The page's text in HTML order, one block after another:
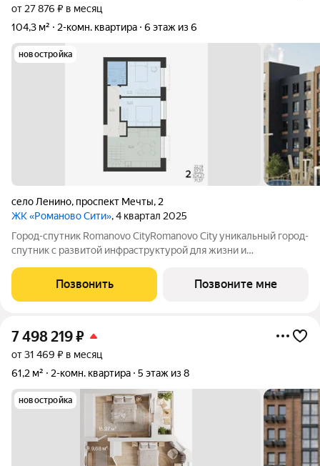
от 27 876 ₽ в месяц
104,3 м²
2-комн. квартира 6 этаж из 6
новостройка
село Ленино, проспект Мечты, 2
ЖК «Романово Сити», 4 квартал 2025
Город-спутник Romanovo CityRomanovo City уникальный город-
спутник с развитой инфраструктурой для жизни и
расположен в 8 км от Липецка, общая площадь 100 га.
Перспективная численность населения
Позвонить Позвоните мне
7 498 219₽
от 31 469 ₽ в месяц
61,2 м²
2-комн. квартира 5 этаж из 8
новостройка